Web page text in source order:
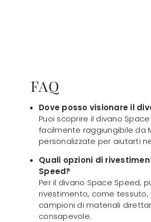
FAQ
Dove posso visionare il
Puoi scoprire il divano
facilmente raggiungibile da
personalizzate per aiutarti
Quali opzioni di
Speed?
Per il divano Space Speed,
rivestimento, come tessuto,
campioni di materiali
consapevole.